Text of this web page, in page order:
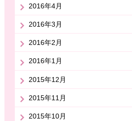
2016年4月
2016年3月
2016年2月
2016年1月
2015年12月
2015年11月
2015年10月